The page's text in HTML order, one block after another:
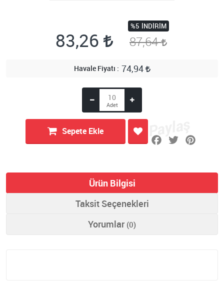
83,26
%5 İNDIRIM
87,64
Havale Fiyatı 74,94
Sepete Ekle
Ürün Bilgisi
Taksit Seçenekleri
Yorumlar (0)